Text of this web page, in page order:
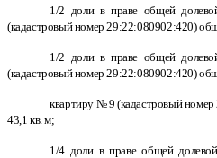
1/2 доли в праве общей
(кадастровый номер 29:22:080902:420)
1/2 доли в праве общей
(кадастровый номер 29:22:080902:420)
квартиру № 9 (кадастровый
43,1 кв. м;
1/4 доли в праве общей